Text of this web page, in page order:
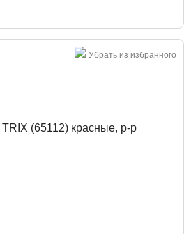
Убрать из избранного